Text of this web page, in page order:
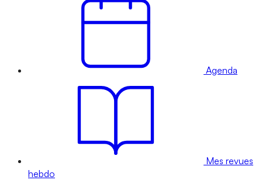
Agenda
Mes revues
hebdo